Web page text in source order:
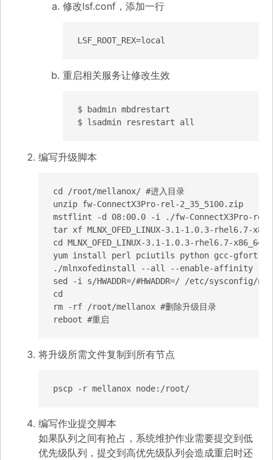
修改lsf.conf，添加一行
LSF_ROOT_REX=local
重启相关服务让修改生效
$ badmin mbdrestart
$ lsadmin resrestart all
编写升级脚本
cd /root/mellanox/ #进入目录
unzip fw-ConnectX3Pro-rel-2_35_5100.zip
mstflint -d 08:00.0 -i ./fw-ConnectX3Pro-rel-
tar xf MLNX_OFED_LINUX-3.1-1.0.3-rhel6.7-
cd MLNX_OFED_LINUX-3.1-1.0.3-rhel6.7-x86_64
yum install perl pciutils python gcc-
./mlnxofedinstall --all --enable-affinity --
sed -i s/HWADDR=/#HWADDR=/ /etc/
cd
rm -rf /root/mellanox #删除升级目录
reboot #重启
将升级所需文件复制到所有节点
pscp -r mellanox node:/root/
编写作业提交脚本
如果队列之间有抢占，系统维护作业需要提交到低
优先级队列，提交到高优先级队列会造成重启时还